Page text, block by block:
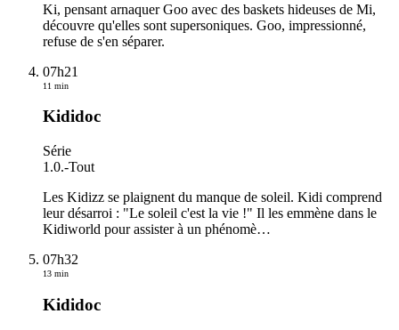
Ki, pensant arnaquer Goo avec des baskets hideuses de Mi,
découvre qu'elles sont supersoniques. Goo, impressionné,
refuse de s'en séparer.
07h21
11 min
Kididoc
Série
1.0.-Tout
Les Kidizz se plaignent du manque de soleil. Kidi comprend
leur désarroi : "Le soleil c'est la vie !" Il les emmène dans le
Kidiworld pour assister à un phénomè…
07h32
13 min
Kididoc